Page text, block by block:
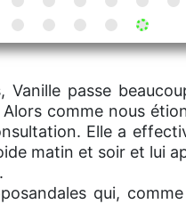
Vanille passe
comme nous
Elle a
matin et soir et lui
qui,